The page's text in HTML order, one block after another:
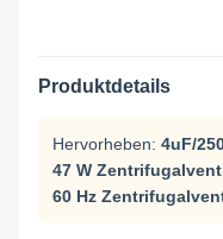
Produktdetails
Hervorheben: 4uF/
47 W
60 Hz